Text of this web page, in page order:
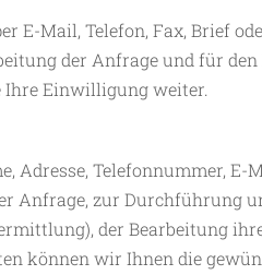
E-Mail, Telefon, Fax, Brief
der Anfrage und für
Ihre Einwilligung weiter.
Adresse, Telefonnummer,
Anfrage, zur Durchführung
der Bearbeitung
können wir Ihnen die